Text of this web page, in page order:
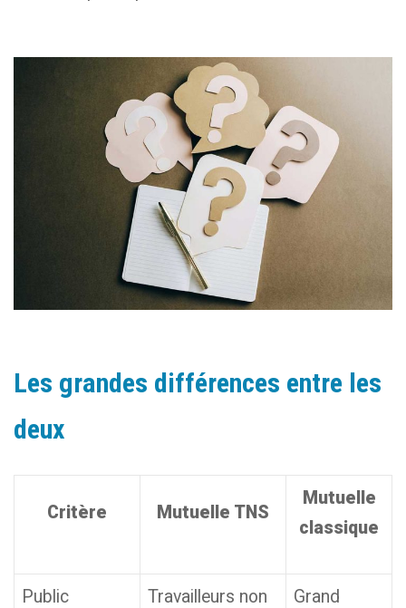
Les grandes différences entre les
deux
Critère Mutuelle TNS
Mutuelle
classique
Public
Travailleurs non
Grand